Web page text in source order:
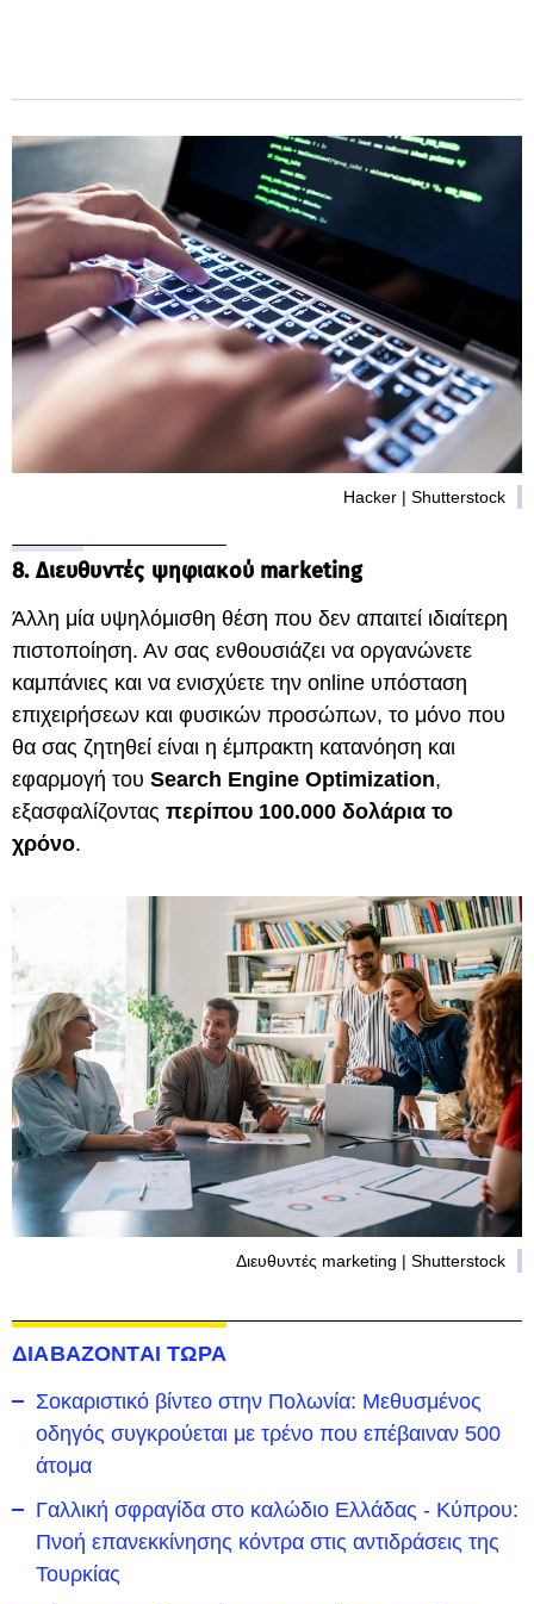
Hacker | Shutterstock
8. Διευθυντές ψηφιακού marketing
Άλλη μία υψηλόμισθη θέση που δεν απαιτεί ιδιαίτερη
πιστοποίηση. Αν σας ενθουσιάζει να οργανώνετε
καμπάνιες και να ενισχύετε την online υπόσταση
επιχειρήσεων και φυσικών προσώπων, το μόνο που
θα σας ζητηθεί είναι η έμπρακτη κατανόηση και
εφαρμογή του Search Engine Optimization,
εξασφαλίζοντας περίπου 100.000 δολάρια το
χρόνο.
Διευθυντές marketing | Shutterstock
ΔΙΑΒΑΖΟΝΤΑΙ ΤΩΡΑ
Σοκαριστικό βίντεο στην Πολωνία: Μεθυσμένος
οδηγός συγκρούεται με τρένο που επέβαιναν 500
άτομα
Γαλλική σφραγίδα στο καλώδιο Ελλάδας - Κύπρου:
Πνοή επανεκκίνησης κόντρα στις αντιδράσεις της
Τουρκίας